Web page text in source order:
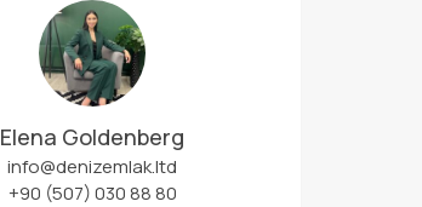
Elena Goldenberg
info@denizemlak.ltd
+90 (507) 030 88 80